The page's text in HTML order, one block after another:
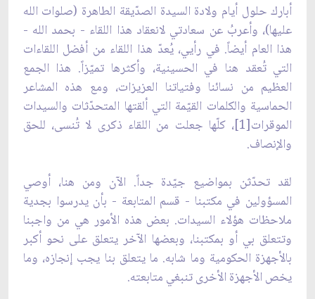
أبارك حلول أيام ولادة السيدة الصدّيقة الطاهرة (صلوات الله
عليها)، وأعربُ عن سعادتي لانعقاد هذا اللقاء - بحمد الله -
هذا العام أيضاً. في رأيي، يُعدّ هذا اللقاء من أفضل اللقاءات
التي تُعقد هنا في الحسينية، وأكثرها تميّزاً. هذا الجمع
العظيم من نسائنا وفتياتنا العزيزات، ومع هذه المشاعر
الحماسية والكلمات القيّمة التي ألقتها المتحدّثات والسيدات
الموقرات[1]، كلّها جعلت من اللقاء ذكرى لا تُنسى، للحق
والإنصاف.
لقد تحدّثن بمواضيع جيّدة جداً. الآن ومن هنا، أوصي
المسؤولين في مكتبنا - قسم المتابعة - بأن يدرسوا بجدية
ملاحظات هؤلاء السيدات. بعض هذه الأمور هي من واجبنا
وتتعلق بي أو بمكتبنا، وبعضها الآخر يتعلق على نحو أكبر
بالأجهزة الحكومية وما شابه. ما يتعلق بنا يجب إنجازه، وما
يخص الأجهزة الأخرى تنبغي متابعته.